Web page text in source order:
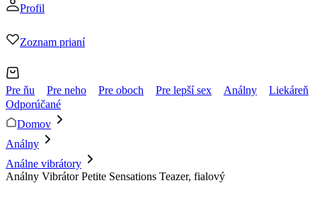
Profil
Zoznam prianí
Pre ňu Pre neho Pre oboch Pre lepší sex Análny Liekáreň
Odporúčané
Domov
Análny
Análne vibrátory
Análny Vibrátor Petite Sensations Teazer, fialový